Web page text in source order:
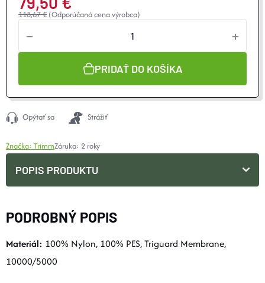
118,67 € (Odporúčaná cena výrobca)
Jednotková
PRIDAŤ DO KOŠÍKA
Opýtať sa Strážiť
Značka: TrimmZáruka: 2 roky
POPIS PRODUKTU
PODROBNÝ POPIS
Materiál: 100% Nylon, 100% PES, Triguard Membrane,
10000/5000